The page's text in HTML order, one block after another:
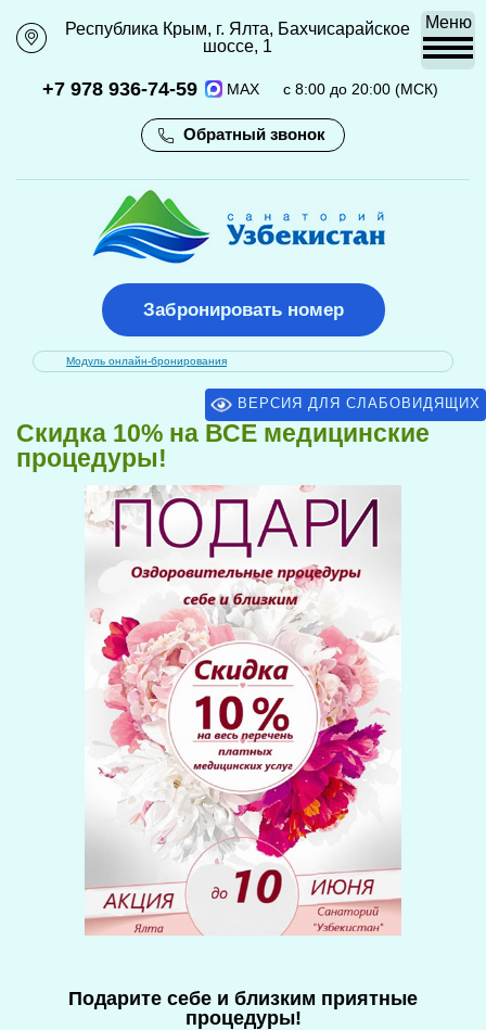
111
Республика Крым, г. Ялта, Бахчисарайское
шоссе, 1
111
+7 978 936-74-59 MAX с 8:00 до 20:00 (МСК)
Обратный звонок
Забронировать номер
Модуль онлайн-бронирования
ВЕРСИЯ ДЛЯ СЛАБОВИДЯЩИХ
Cкидка 10% на ВСЕ медицинские
процедуры!
Подарите себе и близким приятные
процедуры!
Меню